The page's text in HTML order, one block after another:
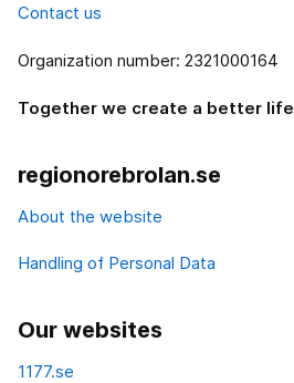
Contact us
Organization number: 2321000164
Together we create a better life
regionorebrolan.se
About the website
Handling of Personal Data
Our websites
1177.se